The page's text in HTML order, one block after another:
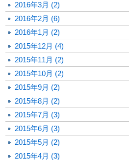
2016年3月 (2)
2016年2月 (6)
2016年1月 (2)
2015年12月 (4)
2015年11月 (2)
2015年10月 (2)
2015年9月 (2)
2015年8月 (2)
2015年7月 (3)
2015年6月 (3)
2015年5月 (2)
2015年4月 (3)